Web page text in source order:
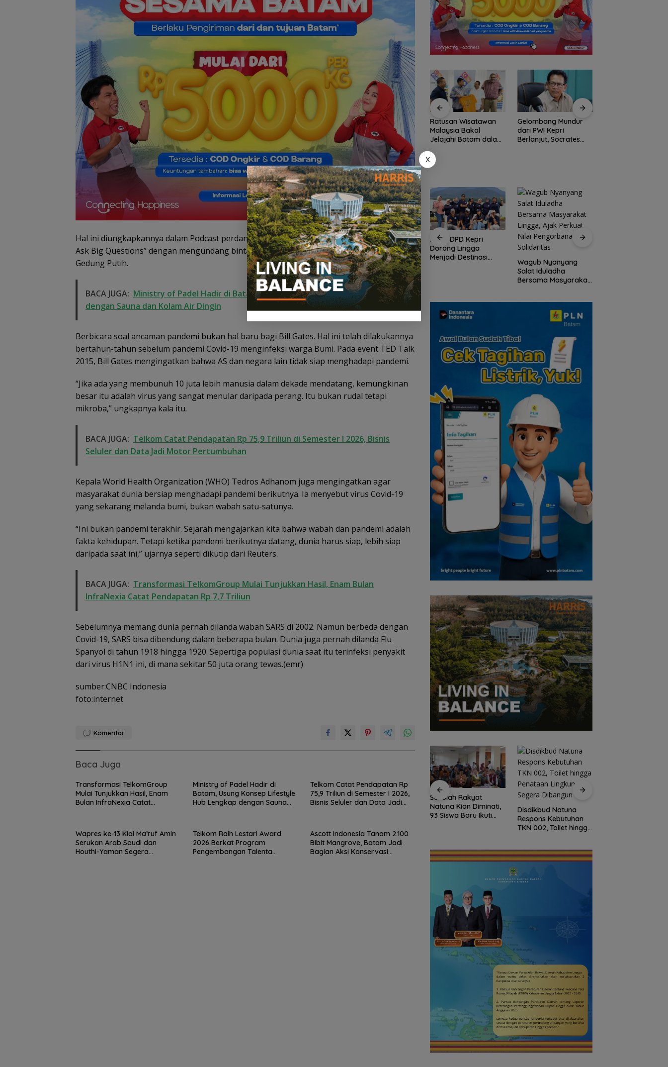
Hal ini diungkapkannya dalam Podcast perdananya bertajuk “Bill Gates And Roshida Jones
Ask Big Questions” dengan mengundang bintang tamu Anthony Fauci, penasihat medis
Gedung Putih.
BACA JUGA: Ministry of Padel Hadir di Batam, Usung Konsep Lifestyle Hub Lengkap
dengan Sauna dan Kolam Air Dingin
Berbicara soal ancaman pandemi bukan hal baru bagi Bill Gates. Hal ini telah dilakukannya
bertahun-tahun sebelum pandemi Covid-19 menginfeksi warga Bumi. Pada event TED Talk
2015, Bill Gates mengingatkan bahwa AS dan negara lain tidak siap menghadapi pandemi.
“Jika ada yang membunuh 10 juta lebih manusia dalam dekade mendatang, kemungkinan
besar itu adalah virus yang sangat menular daripada perang. Itu bukan rudal tetapi
mikroba,” ungkapnya kala itu.
BACA JUGA: Telkom Catat Pendapatan Rp 75,9 Triliun di Semester I 2026, Bisnis
Seluler dan Data Jadi Motor Pertumbuhan
Kepala World Health Organization (WHO) Tedros Adhanom juga mengingatkan agar
masyarakat dunia bersiap menghadapi pandemi berikutnya. Ia menyebut virus Covid-19
yang sekarang melanda bumi, bukan wabah satu-satunya.
“Ini bukan pandemi terakhir. Sejarah mengajarkan kita bahwa wabah dan pandemi adalah
fakta kehidupan. Tetapi ketika pandemi berikutnya datang, dunia harus siap, lebih siap
daripada saat ini,” ujarnya seperti dikutip dari Reuters.
BACA JUGA: Transformasi TelkomGroup Mulai Tunjukkan Hasil, Enam Bulan
InfraNexia Catat Pendapatan Rp 7,7 Triliun
Sebelumnya memang dunia pernah dilanda wabah SARS di 2002. Namun berbeda dengan
Covid-19, SARS bisa dibendung dalam beberapa bulan. Dunia juga pernah dilanda Flu
Spanyol di tahun 1918 hingga 1920. Sepertiga populasi dunia saat itu terinfeksi penyakit
dari virus H1N1 ini, di mana sekitar 50 juta orang tewas.(emr)
sumber:CNBC Indonesia
foto:internet
Komentar
Baca Juga
Transformasi TelkomGroup
Mulai Tunjukkan Hasil, Enam
Bulan InfraNexia Catat
Ministry of Padel Hadir di
Batam, Usung Konsep Lifestyle
Hub Lengkap dengan Sauna
Telkom Catat Pendapatan Rp
75,9 Triliun di Semester I 2026,
Bisnis Seluler dan Data Jadi
Wapres ke-13 Kiai Ma’ruf Amin
Serukan Arab Saudi dan
Houthi-Yaman Segera
Telkom Raih Lestari Award
2026 Berkat Program
Pengembangan Talenta
Ascott Indonesia Tanam 2.100
Bibit Mangrove, Batam Jadi
Bagian Aksi Konservasi
Stop Penyelidikan,
Polsek Lubuk Baja
Tegaskan Kasus Anak
Murni Masalah Hak
Asuh
Pemko Batam
Petakan Kebutuhan
Guru untuk
Pemerataan Tenaga
Pendidik
Konjen RI Johor
Dukung Penuh Family
Rally Wisata dan
International Soccer
Batam Cup 2026
Ratusan Wisatawan
Malaysia Bakal
Jelajahi Batam dalam
Season 3
Gelombang Mundur
dari PWI Kepri
Berlanjut, Socrates
Dugaan Penipuan
Rekrutmen Calon
Anggota Polri di
Kekeluargaan
Demo di Jakarta,
ASPEK Desak Satgas
PKH Tinjau Kerusakan
Hutan di Kabupaten
Lingga Akibat Kebun
Sawit
ASPPI Inisiasi Paket
Wisata dan Budaya
dari Batam ke Lingga
ASPPI DPD Kepri
Dorong Lingga
Menjadi Destinasi
Wagub Nyanyang
Salat Iduladha
Bersama Masyarakat
Basarnas Libatkan
Helikopter Sikorsky,
Kelautan Diperluas
dari Udara
Fasilitas Meningkat,
TKN 002 Bunguran
Keselamatan Siswa
Kejari Natuna Tahan
Kades Selaut
Rugikan Negara
Rp533 Juta
Sekolah Rakyat
Natuna Kian Diminati,
93 Siswa Baru Ikuti
Disdikbud Natuna
Respons Kebutuhan
TKN 002, Toilet hingga
X